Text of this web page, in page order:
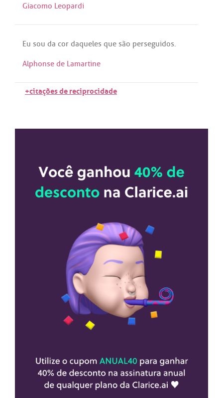
Giacomo Leopardi
Eu sou da cor daqueles que são perseguidos.
Alphonse de Lamartine
+citações de reciprocidade